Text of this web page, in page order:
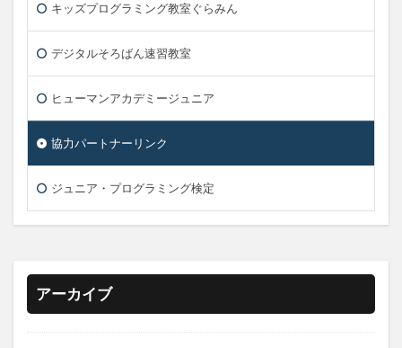
キッズプログラミング教室ぐらみん
デジタルそろばん速習教室
ヒューマンアカデミージュニア
協力パートナーリンク
ジュニア・プログラミング検定
アーカイブ